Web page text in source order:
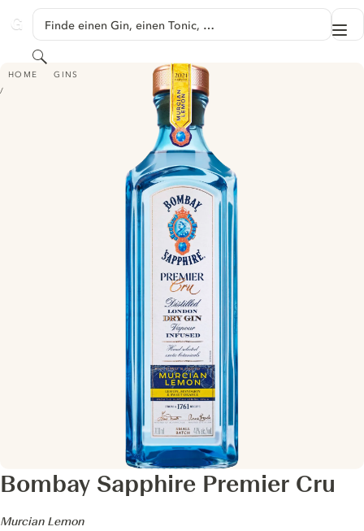
GINVENTORY
Finde einen Gin, einen Tonic, …
Suchen
HOME GINS
BOMBAY SAPPHIRE PREMIER CRU - MURCIAN LEMON
Bombay Sapphire Premier Cru
-
Murcian Lemon